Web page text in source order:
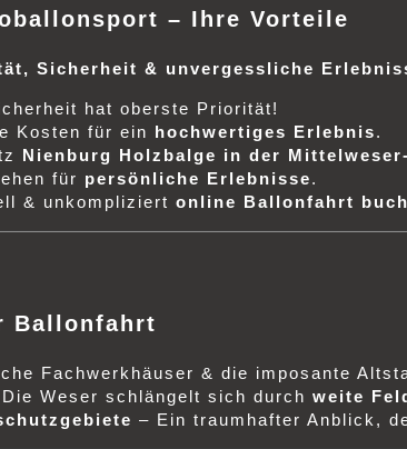
– Ihre Vorteile
Sicherheit & unvergessliche
hat oberste Priorität!
Kosten für ein hochwertiges Erlebnis.
Nienburg Holzbalge in der
für persönliche Erlebnisse.
& unkompliziert online Ballonfahrt
Ballonfahrt
Fachwerkhäuser & die imposante
Weser schlängelt sich durch weite
– Ein traumhafter Anblick,